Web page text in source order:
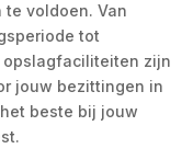
voldoen. Van
tot
opslagfaciliteiten zijn
jouw bezittingen in
beste bij jouw